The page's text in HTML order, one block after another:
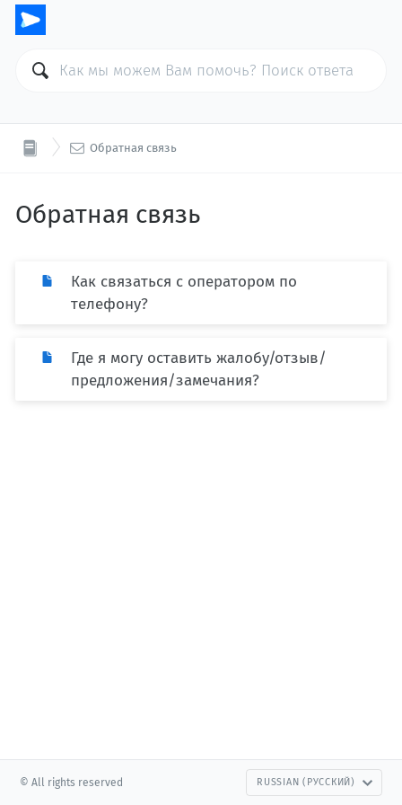
 Обратная связь
Обратная связь
Как связаться с оператором по
телефону?
Где я могу оставить жалобу/отзыв/
предложения/замечания?
© All rights reserved RUSSIAN (РУССКИЙ)